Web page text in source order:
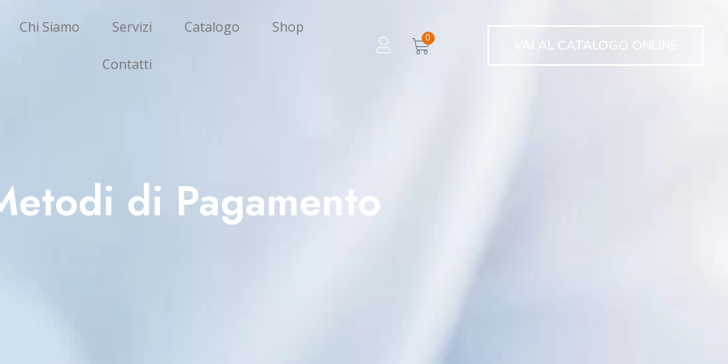
Chi Siamo Servizi Catalogo Shop
Contatti
0 VAI AL CATALOGO ONLINE
di Pagamento